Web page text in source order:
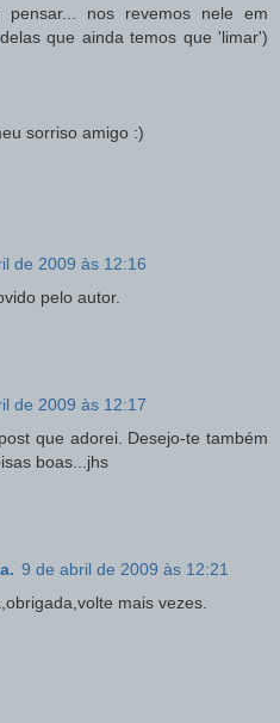
nos revemos nele em
que ainda temos que 'limar')
sorriso amigo :)
de 2009 às 12:16
pelo autor.
de 2009 às 12:17
que adorei. Desejo-te também
boas...jhs
9 de abril de 2009 às 12:21
mais vezes.